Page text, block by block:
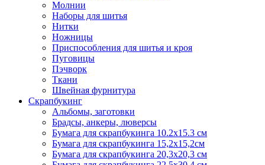
Молнии
Наборы для шитья
Нитки
Ножницы
Приспособления для шитья и кроя
Пуговицы
Пэчворк
Ткани
Швейная фурнитура
Скрапбукинг
Альбомы, заготовки
Брадсы, анкеры, люверсы
Бумага для скрапбукинга 10.2х15.3 см
Бумага для скрапбукинга 15,2х15,2см
Бумага для скрапбукинга 20,3х20,3 см